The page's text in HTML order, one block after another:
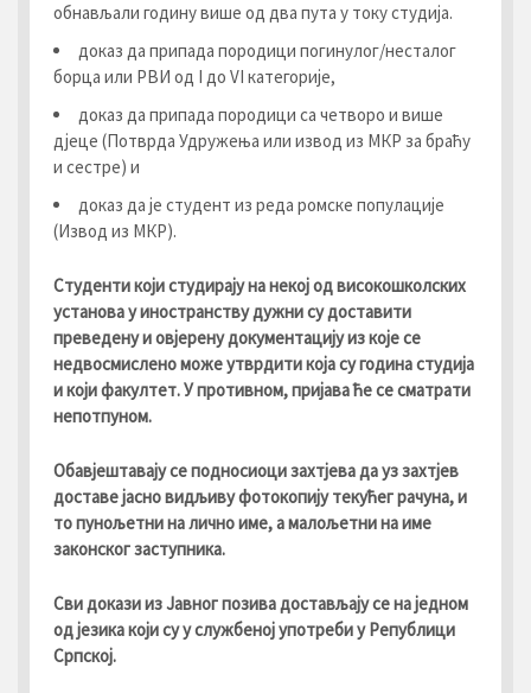
обнављали годину више од два пута у току студија.
доказ да припада породици погинулог/несталог
борца или РВИ од I до VI категорије,
доказ да припада породици са четворо и више
дјеце (Потврда Удружења или извод из МКР за браћу
и сестре) и
доказ да је студент из реда ромске популације
(Извод из МКР).
Студенти који студирају на некој од високошколских
установа у иностранству дужни су доставити
преведену и овјерену документацију из које се
недвосмислено може утврдити која су година студија
и који факултет. У противном, пријава ће се сматрати
непотпуном.
Обавјештавају се подносиоци захтјева да уз захтјев
доставејасно видљивуфотокопију текућег рачуна, и
то пунољетни на лично име, а малољетни на име
законског заступника.
Сви докази из Јавног позива достављају се на једном
од језика који су у службеној употреби у Републици
Српској.